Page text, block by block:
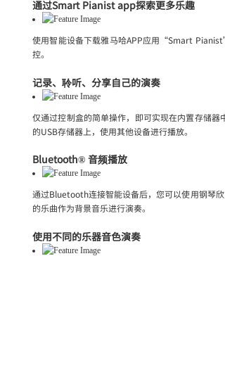
通过Smart Pianist app探索更多乐趣
使用智能设备下载雅马哈APP应用“Smart
控。
记录、聆听、分享自己的演奏
仅通过控制盒的简单操作，即可实现在内置存储
的USB存储器上，使用其他设备进行播放。
Bluetooth® 音频播放
通过Bluetooth连接智能设备后，您可以使用钢琴
的乐曲作为背景音乐进行演奏。
使用不同的乐器音色演奏